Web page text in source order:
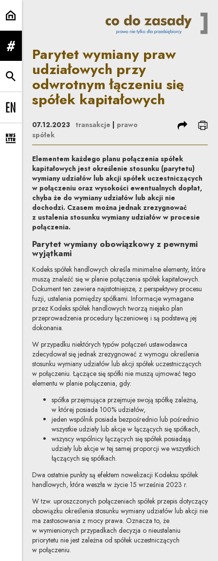
Parytet wymiany praw
rozwiń menu
rozwiń wyszukiwarkę
Change language to EN
rozwiń formularz zapisu na newsletter
Parytet wymiany praw
udziałowych przy
odwrotnym łączeniu się
spółek kapitałowych
07.12.2023 transakcje
prawo
spółek
podziel się
Elementem każdego planu połączenia spółek
kapitałowych jest określenie stosunku (parytetu)
wymiany udziałów lub akcji spółek uczestniczących
w połączeniu oraz wysokości ewentualnych dopłat,
chyba że do wymiany udziałów lub akcji nie
dochodzi. Czasem można jednak zrezygnować
z ustalenia stosunku wymiany udziałów w procesie
połączenia.
Parytet wymiany obowiązkowy z pewnymi
wyjątkami
Kodeks spółek handlowych określa minimalne elementy, które
muszą znaleźć się w planie połączenia spółek kapitałowych.
Dokument ten zawiera najistotniejsze, z perspektywy procesu
fuzji, ustalenia pomiędzy spółkami. Informacje wymagane
przez Kodeks spółek handlowych tworzą niejako plan
przeprowadzenia procedury łączeniowej i są podstawą jej
dokonania.
W przypadku niektórych typów połączeń ustawodawca
zdecydował się jednak zrezygnować z wymogu określenia
stosunku wymiany udziałów lub akcji spółek uczestniczących
w połączeniu. Łączące się spółki nie muszą ujmować tego
elementu w planie połączenia, gdy:
spółka przejmująca przejmuje swoją spółkę zależną,
w której posiada 100% udziałów,
jeden wspólnik posiada bezpośrednio lub pośrednio
wszystkie udziały lub akcje w łączących się spółkach,
wszyscy wspólnicy łączących się spółek posiadają
udziały lub akcje w tej samej proporcji we wszystkich
łączących się spółkach.
Dwa ostatnie punkty są efektem nowelizacji Kodeksu spółek
handlowych, która weszła w życie 15 września 2023 r.
W tzw. uproszczonych połączeniach spółek przepis dotyczący
obowiązku określenia stosunku wymiany udziałów lub akcji nie
ma zastosowania z mocy prawa. Oznacza to, że
w wymienionych przypadkach decyzja o nieustalaniu
priorytetu nie jest zależna od spółek uczestniczących
w połączeniu.